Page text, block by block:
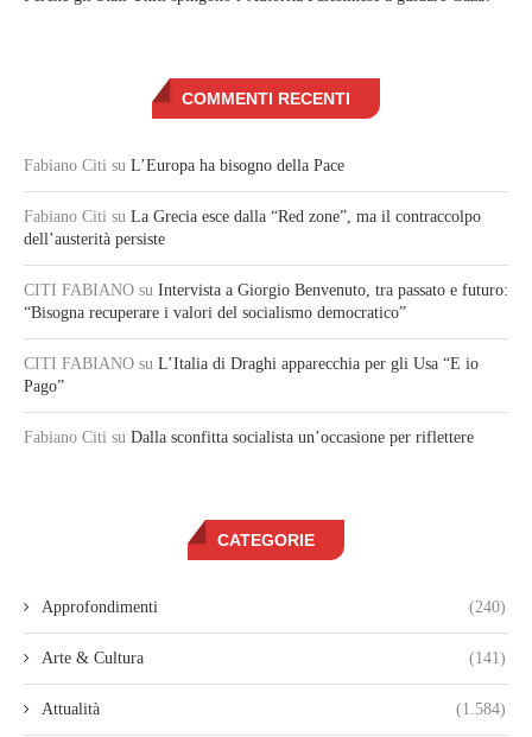
COMMENTI RECENTI
Fabiano Citi su L’Europa ha bisogno della Pace
Fabiano Citi su La Grecia esce dalla “Red zone”, ma il contraccolpo
dell’austerità persiste
CITI FABIANO su Intervista a Giorgio Benvenuto, tra passato e futuro:
“Bisogna recuperare i valori del socialismo democratico”
CITI FABIANO su L’Italia di Draghi apparecchia per gli Usa “E io
Pago”
Fabiano Citi su Dalla sconfitta socialista un’occasione per riflettere
CATEGORIE
Approfondimenti (240)
Arte & Cultura (141)
Attualità (1.584)